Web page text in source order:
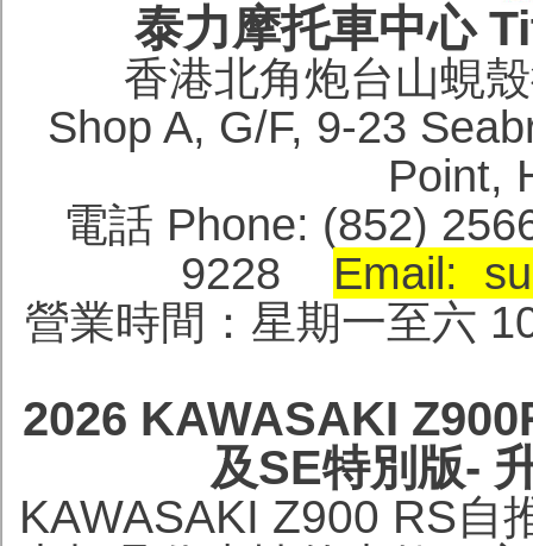
泰力摩托車中心
香港北角炮台山蜆
Shop A, G/F, 9-23
電話 Phone: (852)
9228 Email:
營業時間：星期一至六
2026 KAWASAKI
及SE特別版-
KAWASAKI Z900 RS自